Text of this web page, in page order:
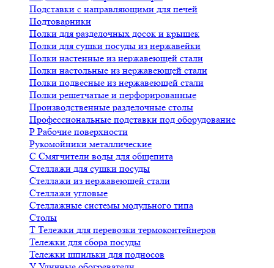
Подставки с направляющими для печей
Подтоварники
Полки для разделочных досок и крышек
Полки для сушки посуды из нержавейки
Полки настенные из нержавеющей стали
Полки настольные из нержавеющей стали
Полки подвесные из нержавеющей стали
Полки решетчатые и перфорированные
Производственные разделочные столы
Профессиональные подставки под оборудование
Р Рабочие поверхности
Рукомойники металлические
С Смягчители воды для общепита
Стеллажи для сушки посуды
Стеллажи из нержавеющей стали
Стеллажи угловые
Стеллажные системы модульного типа
Столы
Т Тележки для перевозки термоконтейнеров
Тележки для сбора посуды
Тележки шпильки для подносов